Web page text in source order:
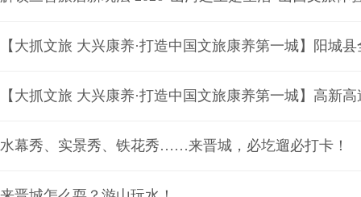
【大抓文旅 大兴康养·打造中国文旅康养第一城】阳城
水幕秀、实景秀、铁花秀……来晋城，必圪遛必打卡！